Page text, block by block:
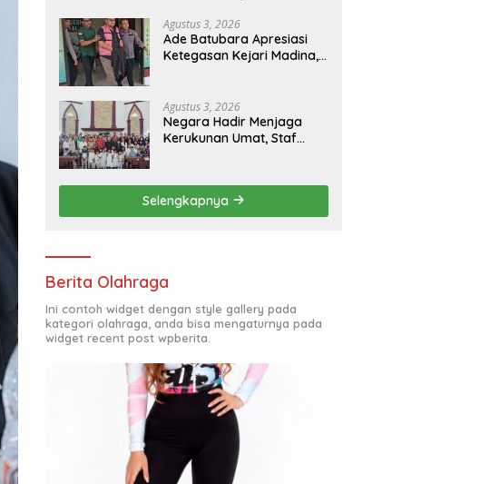
Agustus 3, 2026
Ade Batubara Apresiasi
Ketegasan Kejari Madina,
Status Seluruh Pihak yang
Diduga Terlibat Kasus
Smart Village
Agustus 3, 2026
Negara Hadir Menjaga
Kerukunan Umat, Staf
Penyelesaian Chapel USU
Selengkapnya
Berita Olahraga
Ini contoh widget dengan style gallery pada
kategori olahraga, anda bisa mengaturnya pada
widget recent post wpberita.